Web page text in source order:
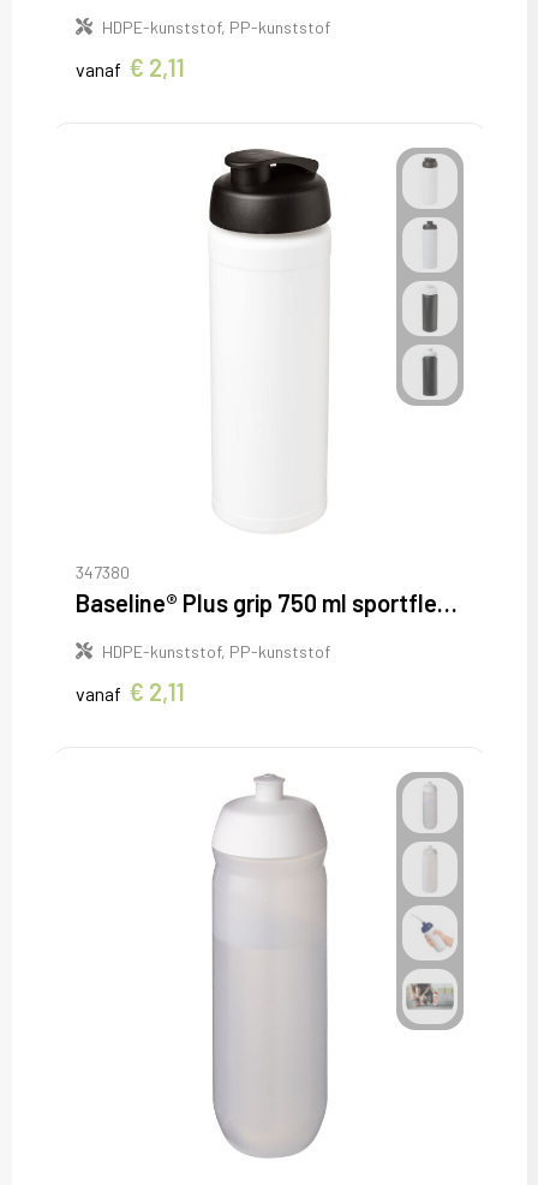
HDPE-kunststof, PP-kunststof
vanaf € 2,11
347380
Baseline® Plus grip 750 ml sportfles met flipcapdeksel
HDPE-kunststof, PP-kunststof
vanaf € 2,11